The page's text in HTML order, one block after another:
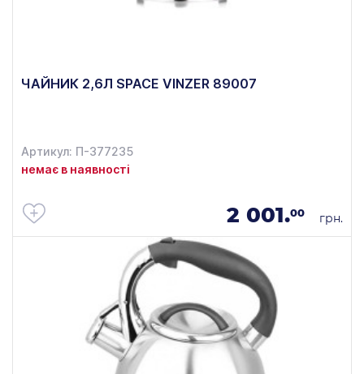
ЧАЙНИК 2,6Л SPACE VINZER 89007
Артикул: П-377235
немає в наявності
2 001.00 грн.